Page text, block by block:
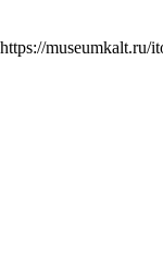
https://museumkalt.ru/